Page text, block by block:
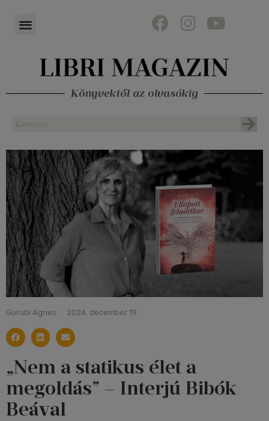
Könyvektől az olvasókig
Gurubi Ágnes 2024. december 19.
„Nem a statikus élet a
megoldás” – Interjú Bibók
Beával